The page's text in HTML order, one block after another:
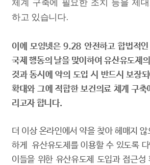
체계 구축에 필요한 조치 등을 제
하고 있습니다.
이에 모임넷은 9.28 안전하고 합법적
국제 행동의 날을 맞이하여 유산유도제
것과 동시에 약의 도입 시 반드시 보장
확대와 그에 적합한 보건의료 체계 구축
리고자 합니다.
더 이상 온라인에서 약을 찾아 헤매지
하게 유산유도제를 이용할 수 있도록
이들을 위한 유산유도제 도입과 접근성